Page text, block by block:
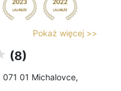
Pokaż więcej >>
(8)
071 01 Michalovce,